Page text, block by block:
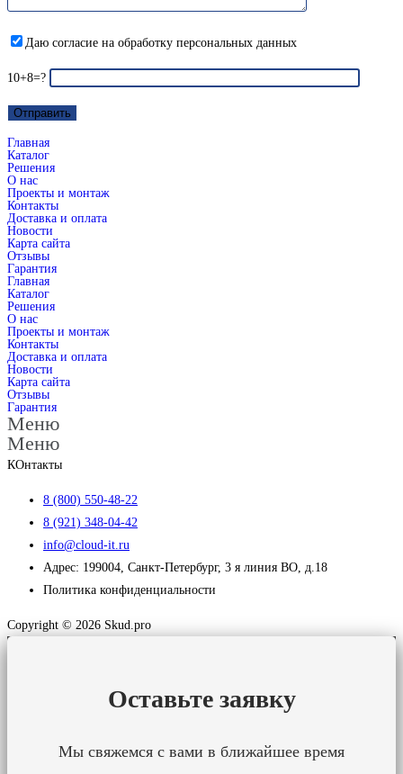
Даю согласие на обработку персональных данных
10+8=?
Главная
Каталог
Решения
О нас
Проекты и монтаж
Контакты
Доставка и оплата
Новости
Карта сайта
Отзывы
Гарантия
Главная
Каталог
Решения
О нас
Проекты и монтаж
Контакты
Доставка и оплата
Новости
Карта сайта
Отзывы
Гарантия
Меню
Меню
КОнтакты
8 (800) 550-48-22
8 (921) 348-04-42
info@cloud-it.ru
Адрес: 199004, Санкт-Петербург, 3 я линия ВО, д.18
Политика конфиденциальности
Copyright © 2026 Skud.pro
Оставьте заявку
Мы свяжемся с вами в ближайшее время